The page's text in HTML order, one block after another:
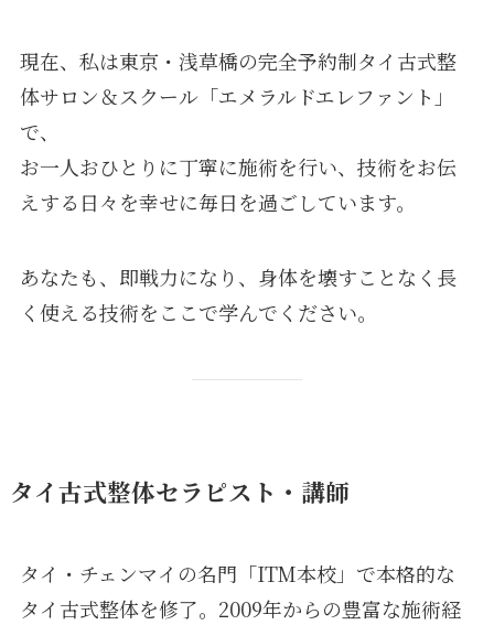
現在、私は東京・浅草橋の完全予約制タイ古式整
体サロン＆スクール「エメラルドエレファント」
で、
お一人おひとりに丁寧に施術を行い、技術をお伝
えする日々を幸せに毎日を過ごしています。
あなたも、即戦力になり、身体を壊すことなく長
く使える技術をここで学んでください。
タイ古式整体セラピスト・講師
タイ・チェンマイの名門「ITM本校」で本格的な
タイ古式整体を修了。2009年からの豊富な施術経